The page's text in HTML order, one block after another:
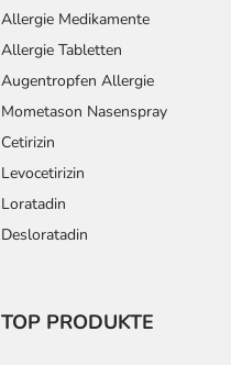
Allergie Medikamente
Allergie Tabletten
Augentropfen Allergie
Mometason Nasenspray
Cetirizin
Levocetirizin
Loratadin
Desloratadin
TOP PRODUKTE